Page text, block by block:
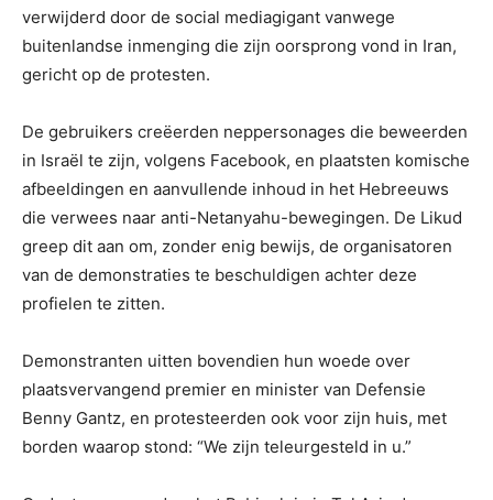
verwijderd door de social mediagigant vanwege
buitenlandse inmenging die zijn oorsprong vond in Iran,
gericht op de protesten.
De gebruikers creëerden neppersonages die beweerden
in Israël te zijn, volgens Facebook, en plaatsten komische
afbeeldingen en aanvullende inhoud in het Hebreeuws
die verwees naar anti-Netanyahu-bewegingen. De Likud
greep dit aan om, zonder enig bewijs, de organisatoren
van de demonstraties te beschuldigen achter deze
profielen te zitten.
Demonstranten uitten bovendien hun woede over
plaatsvervangend premier en minister van Defensie
Benny Gantz, en protesteerden ook voor zijn huis, met
borden waarop stond: “We zijn teleurgesteld in u.”